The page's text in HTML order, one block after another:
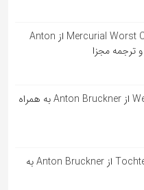
آهنگ آلمانی Mercurial Worst Case Band از Anton
آهنگ آلمانی Wer wir sind از Anton Bruckner به همراه
آهنگ آلمانی Tochterkomplex از Anton Bruckner به